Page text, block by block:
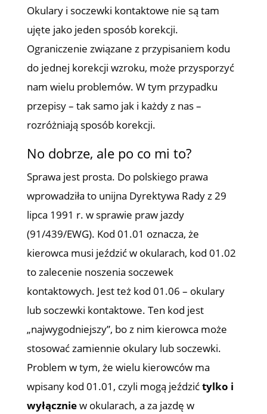
Okulary i soczewki kontaktowe nie są tam
ujęte jako jeden sposób korekcji.
Ograniczenie związane z przypisaniem kodu
do jednej korekcji wzroku, może przysporzyć
nam wielu problemów. W tym przypadku
przepisy – tak samo jak i każdy z nas –
rozróżniają sposób korekcji.
No dobrze, ale po co mi to?
Sprawa jest prosta. Do polskiego prawa
wprowadziła to unijna Dyrektywa Rady z 29
lipca 1991 r. w sprawie praw jazdy
(91/439/EWG). Kod 01.01 oznacza, że
kierowca musi jeździć w okularach, kod 01.02
to zalecenie noszenia soczewek
kontaktowych. Jest też kod 01.06 – okulary
lub soczewki kontaktowe. Ten kod jest
„najwygodniejszy”, bo z nim kierowca może
stosować zamiennie okulary lub soczewki.
Problem w tym, że wielu kierowców ma
wpisany kod 01.01, czyli mogą jeździćtylko i
wyłączniew okularach, a za jazdę w